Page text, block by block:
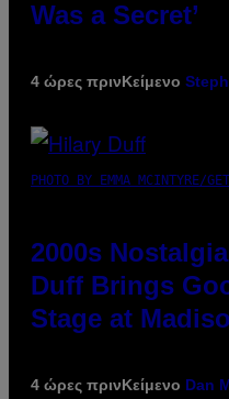
Was a Secret’
4 ώρες πρινΚείμενο
PHOTO BY EMMA MCINTYRE/
2000s
Duff Brings
Stage at
4 ώρες πρινΚείμενο Dan